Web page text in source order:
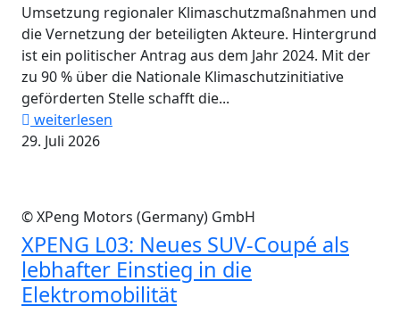
Umsetzung regionaler Klimaschutzmaßnahmen und
die Vernetzung der beteiligten Akteure. Hintergrund
ist ein politischer Antrag aus dem Jahr 2024. Mit der
zu 90 % über die Nationale Klimaschutzinitiative
geförderten Stelle schafft die...
weiterlesen
29. Juli 2026
© XPeng Motors (Germany) GmbH
XPENG L03: Neues SUV-Coupé als
lebhafter Einstieg in die
Elektromobilität